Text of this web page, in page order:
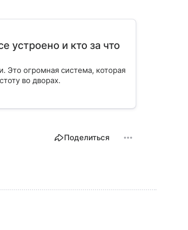
и кто за что
огромная система, которая
во дворах.
Поделиться